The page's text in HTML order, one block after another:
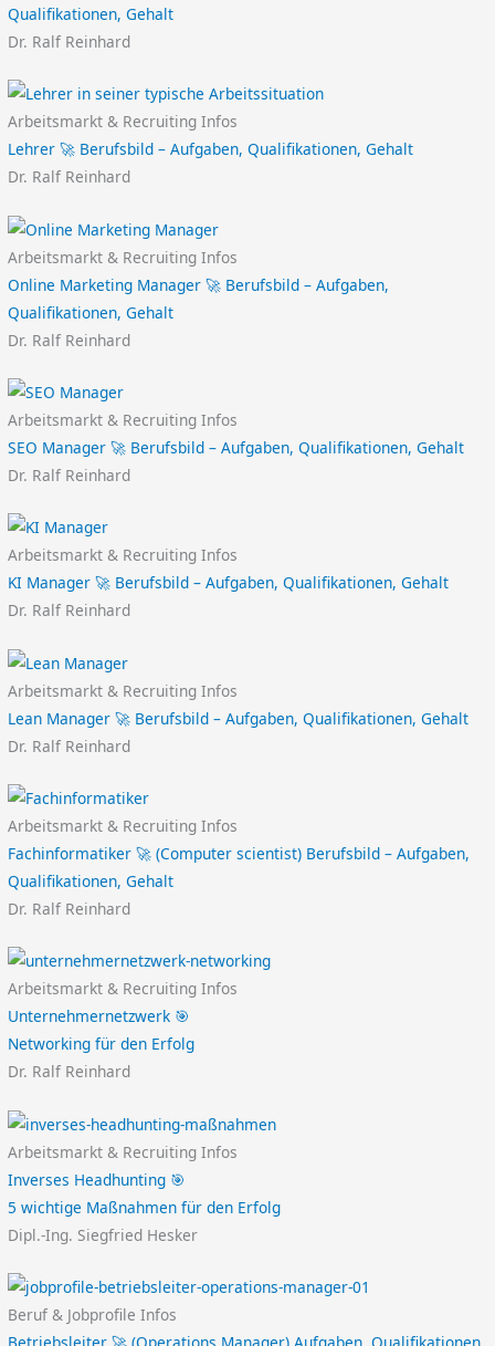
Qualifikationen, Gehalt
Dr. Ralf Reinhard
Arbeitsmarkt & Recruiting Infos
Lehrer 🚀 Berufsbild – Aufgaben, Qualifikationen, Gehalt
Dr. Ralf Reinhard
Arbeitsmarkt & Recruiting Infos
Online Marketing Manager 🚀 Berufsbild – Aufgaben,
Qualifikationen, Gehalt
Dr. Ralf Reinhard
Arbeitsmarkt & Recruiting Infos
SEO Manager 🚀 Berufsbild – Aufgaben, Qualifikationen, Gehalt
Dr. Ralf Reinhard
Arbeitsmarkt & Recruiting Infos
KI Manager 🚀 Berufsbild – Aufgaben, Qualifikationen, Gehalt
Dr. Ralf Reinhard
Arbeitsmarkt & Recruiting Infos
Lean Manager 🚀 Berufsbild – Aufgaben, Qualifikationen, Gehalt
Dr. Ralf Reinhard
Arbeitsmarkt & Recruiting Infos
Fachinformatiker 🚀 (Computer scientist) Berufsbild – Aufgaben,
Qualifikationen, Gehalt
Dr. Ralf Reinhard
Arbeitsmarkt & Recruiting Infos
Unternehmernetzwerk 🎯
Networking für den Erfolg
Dr. Ralf Reinhard
Arbeitsmarkt & Recruiting Infos
Inverses Headhunting 🎯
5 wichtige Maßnahmen für den Erfolg
Dipl.-Ing. Siegfried Hesker
Beruf & Jobprofile Infos